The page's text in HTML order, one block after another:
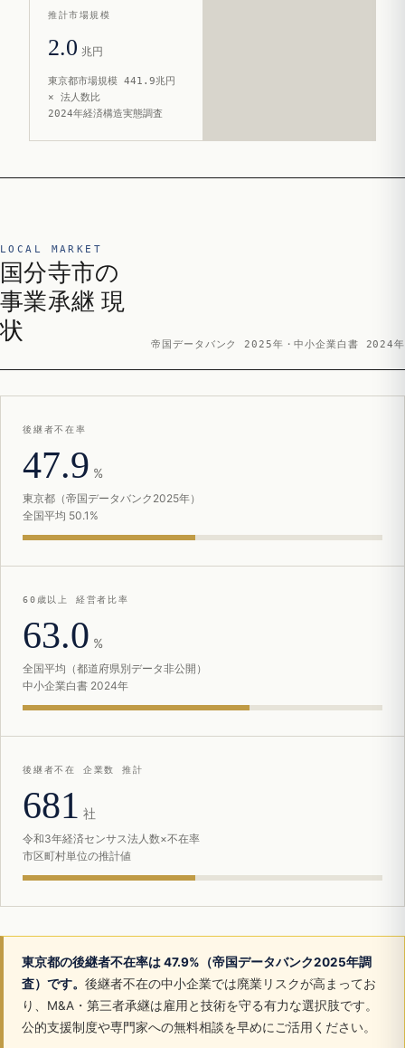
推計市場規模
2.0 兆円
東京都市場規模 441.9兆円
× 法人数比
2024年経済構造実態調査
LOCAL MARKET
国分寺市の
事業承継 現
状
帝国データバンク 2025年・中小企業白書 2024年
後継者不在率
47.9 %
東京都（帝国データバンク2025年）
全国平均 50.1%
60歳以上 経営者比率
63.0 %
全国平均（都道府県別データ非公開）
中小企業白書 2024年
後継者不在 企業数 推計
681 社
令和3年経済センサス法人数×不在率
市区町村単位の推計値
東京都の後継者不在率は 47.9%（帝国データバンク2025年調
査）です。 後継者不在の中小企業では廃業リスクが高まってお
り、M&A・第三者承継は雇用と技術を守る有力な選択肢です。
公的支援制度や専門家への無料相談を早めにご活用ください。